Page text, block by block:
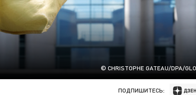
© CHRISTOPHE GATEAU/DPA/
ПОДПИШИТЕСЬ: